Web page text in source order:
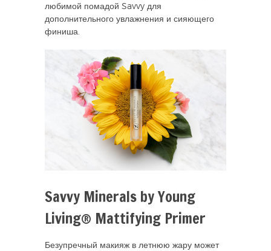
любимой помадой Savvy для
дополнительного увлажнения и сияющего
финиша.
Savvy Minerals by Young
Living® Mattifying Primer
Безупречный макияж в летнюю жару может